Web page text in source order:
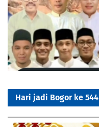
Hari jadi Bogor ke 544